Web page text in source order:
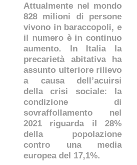
Attualmente nel mondo
828 milioni di persone
vivono in baraccopoli, e
il numero è in continuo
aumento. In Italia la
precarietà abitativa ha
assunto ulteriore rilievo
a causa dell’acuirsi
della crisi sociale: la
condizione di
sovraffollamento nel
2021 riguarda il 28%
della popolazione
contro una media
europea del 17,1%.